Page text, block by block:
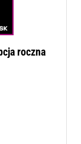
roczna